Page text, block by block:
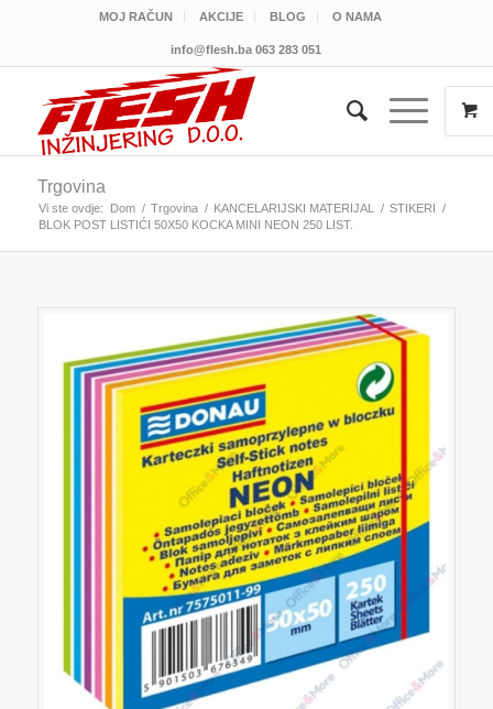
MOJ RAČUN AKCIJE BLOG O NAMA
info@flesh.ba 063 283 051
Trgovina
Vi ste ovdje: Dom / Trgovina / KANCELARIJSKI MATERIJAL / STIKERI /
BLOK POST LISTIĆI 50X50 KOCKA MINI NEON 250 LIST.